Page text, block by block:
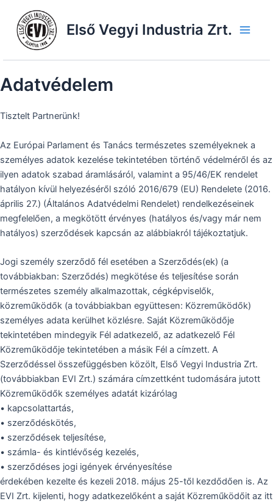
content
Első Vegyi Industria Zrt.
Adatvédelem
Tisztelt Partnerünk!
Az Európai Parlament és Tanács természetes személyeknek a
személyes adatok kezelése tekintetében történő védelméről és az
ilyen adatok szabad áramlásáról, valamint a 95/46/EK rendelet
hatályon kívül helyezéséről szóló 2016/679 (EU) Rendelete (2016.
április 27.) (Általános Adatvédelmi Rendelet) rendelkezéseinek
megfelelően, a megkötött érvényes (hatályos és/vagy már nem
hatályos) szerződések kapcsán az alábbiakról tájékoztatjuk.
Jogi személy szerződő fél esetében a Szerződés(ek) (a
továbbiakban: Szerződés) megkötése és teljesítése során
természetes személy alkalmazottak, cégképviselők,
közreműködők (a továbbiakban együttesen: Közreműködők)
személyes adata kerülhet közlésre. Saját Közreműködője
tekintetében mindegyik Fél adatkezelő, az adatkezelő Fél
Közreműködője tekintetében a másik Fél a címzett. A
Szerződéssel összefüggésben közölt, Első Vegyi Industria Zrt.
(továbbiakban EVI Zrt.) számára címzettként tudomására jutott
Közreműködők személyes adatát kizárólag
• kapcsolattartás,
• szerződéskötés,
• szerződések teljesítése,
• számla- és kintlévőség kezelés,
• szerződéses jogi igények érvényesítése
érdekében kezelte és kezeli 2018. május 25-től kezdődően is. Az
EVI Zrt. kijelenti, hogy adatkezelőként a saját Közreműködőit az itt